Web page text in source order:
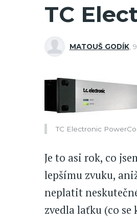
TC
MATOUŠ GODÍK,
TC Electronic
Je to asi rok, co
lepšímu zvuku,
neplatit
zvedla laťku (co